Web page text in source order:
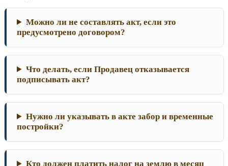
Можно ли не составлять акт, если это
предусмотрено договором?
Что делать, если Продавец отказывается
подписывать акт?
Нужно ли указывать в акте забор и временные
постройки?
Кто должен платить налог на землю в месяц